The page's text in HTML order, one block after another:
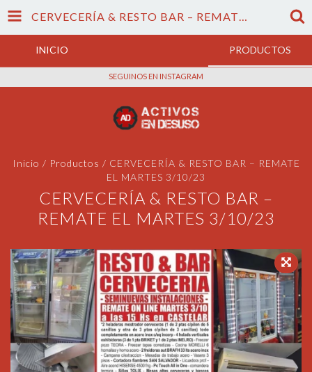
CERVECERÍA & RESTO BAR – REMATE EL MARTES 3/10/23
INICIO PRODUCTOS
SEGUINOS EN INSTAGRAM
Inicio / Productos / CERVECERÍA & RESTO BAR – REMATE
EL MARTES 3/10/23
CERVECERÍA & RESTO BAR –
REMATE EL MARTES 3/10/23